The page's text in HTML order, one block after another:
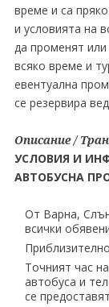
време и са
и условията на
да променят
всяко време и
евентуална
се резервира
Описание /
УСЛОВИЯ И
АВТОБУСНА
От Варна,
всички
Точният час
автобуса и
се